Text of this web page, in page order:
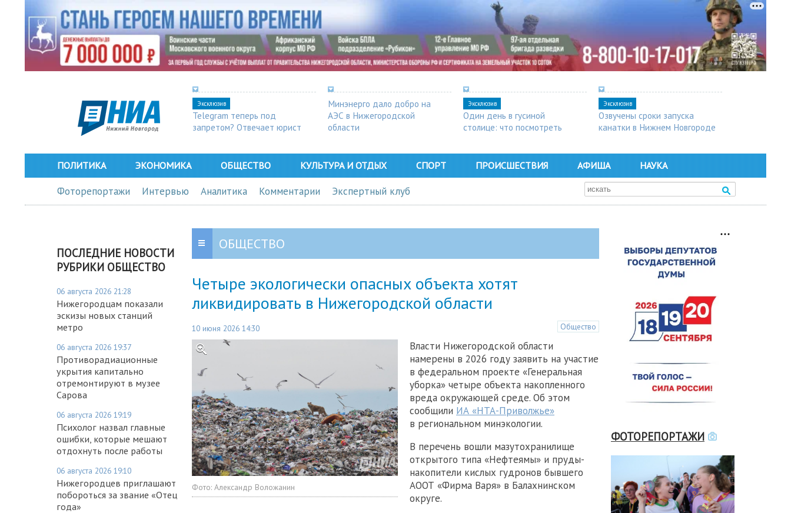
Эксклюзив
Telegram теперь под
запретом? Отвечает юрист
Минэнерго дало добро на
АЭС в Нижегородской
области
Эксклюзив
Один день в гусиной
столице: что посмотреть
Эксклюзив
Озвучены сроки запуска
канатки в Нижнем Новгороде
ПОЛИТИКА ЭКОНОМИКА ОБЩЕСТВО КУЛЬТУРА И ОТДЫХ СПОРТ ПРОИСШЕСТВИЯ АФИША НАУКА
Фоторепортажи Интервью Аналитика Комментарии Экспертный клуб
ПОСЛЕДНИЕ НОВОСТИ
РУБРИКИ ОБЩЕСТВО
06 августа 2026 21:28
Нижегородцам показали
эскизы новых станций
метро
06 августа 2026 19:37
Противорадиационные
укрытия капитально
отремонтируют в музее
Сарова
06 августа 2026 19:19
Психолог назвал главные
ошибки, которые мешают
отдохнуть после работы
06 августа 2026 19:10
Нижегородцев приглашают
побороться за звание «Отец
года»
ОБЩЕСТВО
Четыре экологически опасных объекта хотят
ликвидировать в Нижегородской области
10 июня 2026 14:30 Общество
Фото: Александр Воложанин
Власти Нижегородской области
намерены в 2026 году заявить на участие
в федеральном проекте «Генеральная
уборка» четыре объекта накопленного
вреда окружающей среде. Об этом
сообщили ИА «НТА-Приволжье»
в региональном минэкологии.
В перечень вошли мазутохранилище
открытого типа «Нефтеямы» и пруды-
накопители кислых гудронов бывшего
АООТ «Фирма Варя» в Балахнинском
округе.
ФОТОРЕПОРТАЖИ